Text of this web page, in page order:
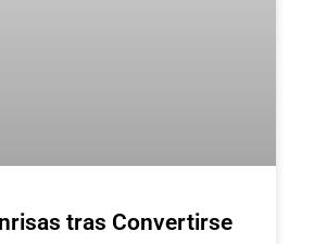
tras Convertirse